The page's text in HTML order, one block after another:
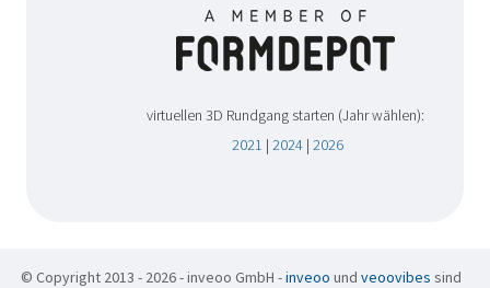
virtuellen 3D Rundgang starten (Jahr wählen):
2021 | 2024| 2026
© Copyright 2013 - 2026 - inveoo GmbH -inveoo und veoovibes sind